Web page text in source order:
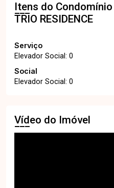
Itens do
TRIO RESIDENCE
Serviço
Elevador Social: 0
Social
Elevador Social: 0
Vídeo do Imóvel